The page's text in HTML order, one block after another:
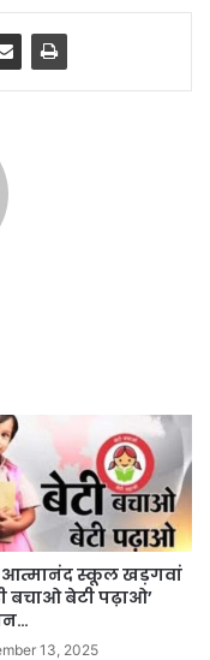
आत्मानंद स्कूल खड़गवां
बचाओ बेटी पढ़ाओ’
13, 2025